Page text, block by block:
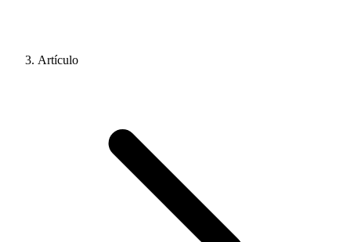
Artículo